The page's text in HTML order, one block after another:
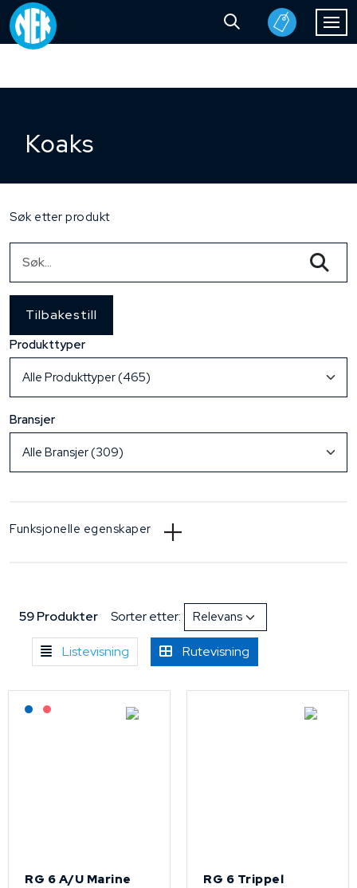
Koaks
Søk etter produkt
Tilbakestill
Produkttyper
Bransjer
Funksjonelle egenskaper
59 Produkter Sorter etter:
Listevisning Rutevisning
Lagerført: NEK Kabel
På forespørsel
RG 6 A/U Marine RG 6 Trippel